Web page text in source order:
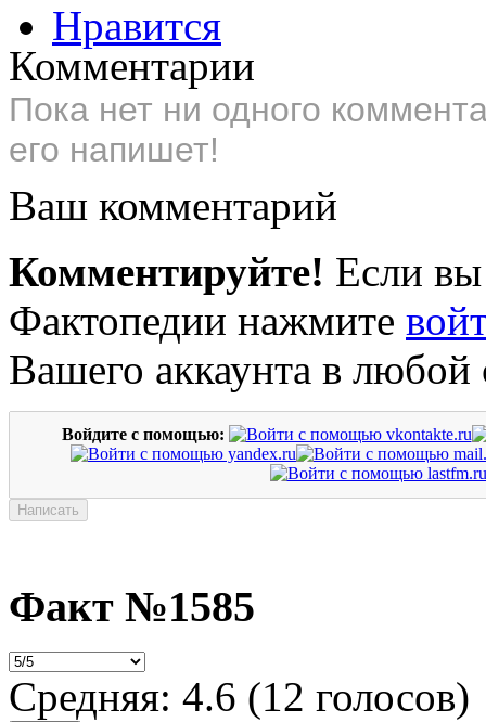
Нравится
Комментарии
Пока нет ни одного
его напишет!
Ваш комментарий
Комментируйте! Если вы
Фактопедии нажмите
Вашего аккаунта в любой
Войдите с помощью:
Факт №1585
Средняя: 4.6 (12 голосов)